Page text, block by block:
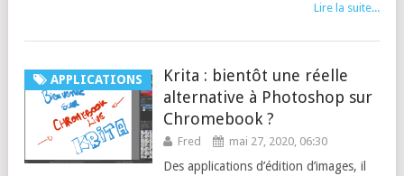
Lire la suite...
APPLICATIONS
Krita : bientôt une réelle
alternative à Photoshop sur
Chromebook ?
Fred mai 27, 2020, 06:30
Des applications d’édition d’images, il